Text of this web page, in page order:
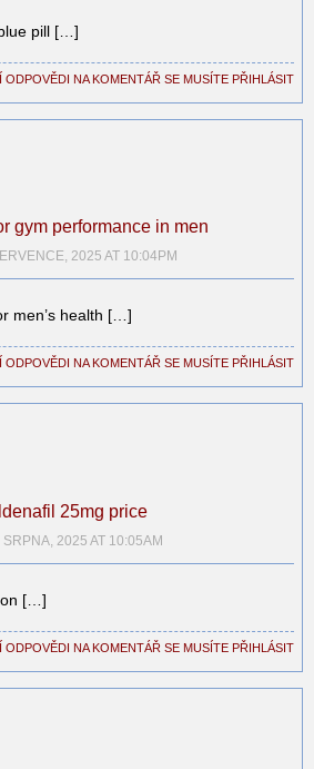
pill […]
ODPOVĚDI NA KOMENTÁŘ SE MUSÍTE PŘIHLÁSIT
gym performance in men
2025 AT 10:04PM
men’s health […]
ODPOVĚDI NA KOMENTÁŘ SE MUSÍTE PŘIHLÁSIT
25mg price
SRPNA, 2025 AT 10:05AM
[…]
ODPOVĚDI NA KOMENTÁŘ SE MUSÍTE PŘIHLÁSIT